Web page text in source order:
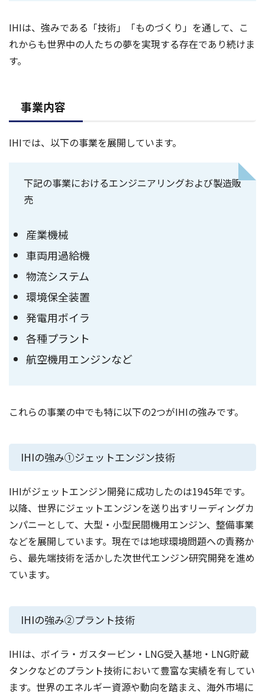
IHIは、強みである「技術」「ものづくり」を通して、こ
れからも世界中の人たちの夢を実現する存在であり続けま
す。
事業内容
IHIでは、以下の事業を展開しています。
下記の事業におけるエンジニアリングおよび製造販
売
産業機械
車両用過給機
物流システム
環境保全装置
発電用ボイラ
各種プラント
航空機用エンジンなど
これらの事業の中でも特に以下の2つがIHIの強みです。
IHIの強み①ジェットエンジン技術
IHIがジェットエンジン開発に成功したのは1945年です。
以降、世界にジェットエンジンを送り出すリーディングカ
ンパニーとして、大型・小型民間機用エンジン、整備事業
などを展開しています。現在では地球環境問題への責務か
ら、最先端技術を活かした次世代エンジン研究開発を進め
ています。
IHIの強み②プラント技術
IHIは、ボイラ・ガスタービン・LNG受入基地・LNG貯蔵
タンクなどのプラント技術において豊富な実績を有してい
ます。世界のエネルギー資源や動向を踏まえ、海外市場に